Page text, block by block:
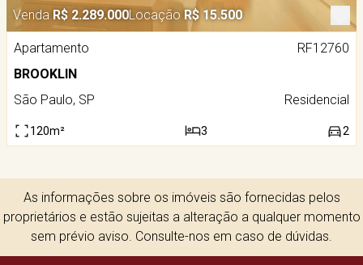
Venda R$ 2.289.000Locação R$ 15.500
Apartamento
RF12760
BROOKLIN
São Paulo, SP
Residencial
120m² 3 2
As informações sobre os imóveis são fornecidas pelos
proprietários e estão sujeitas a alteração a qualquer momento
sem prévio aviso. Consulte-nos em caso de dúvidas.